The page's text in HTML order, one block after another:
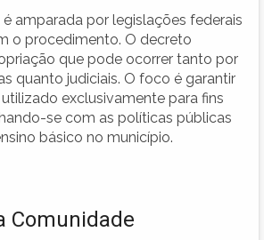
amparada por legislações federais
o procedimento. O decreto
que pode ocorrer tanto por
quanto judiciais. O foco é garantir
exclusivamente para fins
se com as políticas públicas
básico no município.
Comunidade